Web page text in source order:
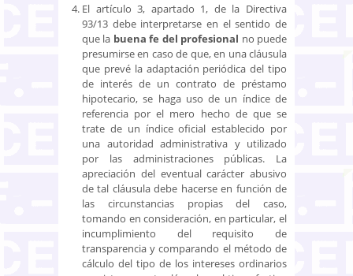
El artículo 3, apartado 1, de la Directiva
93/13 debe interpretarse en el sentido de
que la buena fe del profesional no puede
presumirse en caso de que, en una cláusula
que prevé la adaptación periódica del tipo
de interés de un contrato de préstamo
hipotecario, se haga uso de un índice de
referencia por el mero hecho de que se
trate de un índice oficial establecido por
una autoridad administrativa y utilizado
por las administraciones públicas. La
apreciación del eventual carácter abusivo
de tal cláusula debe hacerse en función de
las circunstancias propias del caso,
tomando en consideración, en particular, el
incumplimiento del requisito de
transparencia y comparando el método de
cálculo del tipo de los intereses ordinarios